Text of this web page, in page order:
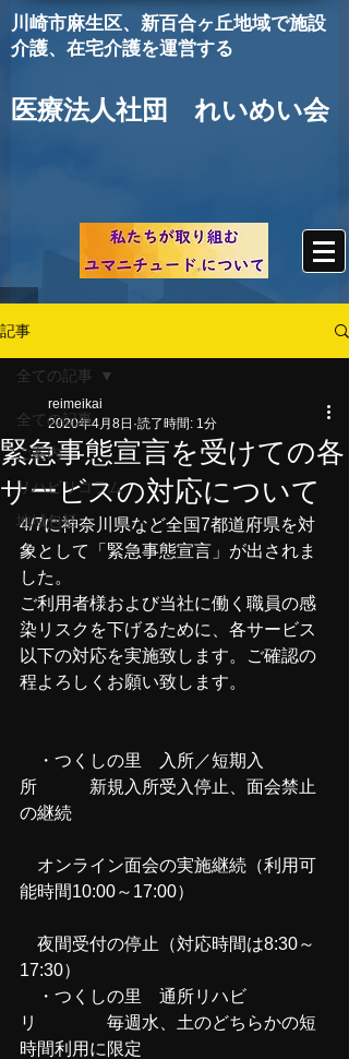
川崎市麻生区、新百合ヶ丘地域で施設
介護、在宅介護を運営する
医療法人社団 れいめい会
記事
全ての記事
ご案内
リハビリコラム
地域包括
全ての記事
緊急事態宣言を受けての各
サービスの対応について
reimeikai
2020年4月8日 読了時間: 1分
4/7に神奈川県など全国7都道府県を対
象として「緊急事態宣言」が出されま
した。
ご利用者様および当社に働く職員の感
染リスクを下げるために、各サービス
以下の対応を実施致します。ご確認の
程よろしくお願い致します。
・つくしの里　入所／短期入
所　　　新規入所受入停止、面会禁止
の継続
オンライン面会の実施継続（利用可
能時間10:00～17:00）
夜間受付の停止（対応時間は8:30～
17:30）
・つくしの里　通所リハビ
リ　　　　毎週水、土のどちらかの短
時間利用に限定